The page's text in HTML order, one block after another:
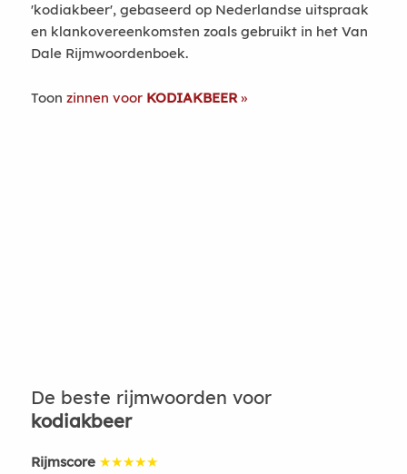
'kodiakbeer', gebaseerd op Nederlandse uitspraak
en klankovereenkomsten zoals gebruikt in het Van
Dale Rijmwoordenboek.
Toon zinnen voor KODIAKBEER
De beste rijmwoorden voor
kodiakbeer
Rijmscore ★★★★★